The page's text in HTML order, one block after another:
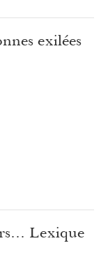
exilées
Lexique